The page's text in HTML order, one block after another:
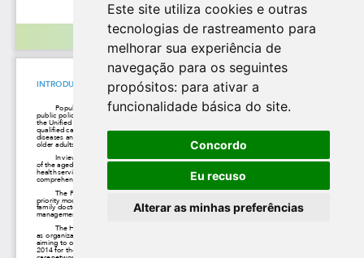
Este site utiliza cookies e outras
tecnologias de rastreamento para
melhorar sua experiência de
navegação para os seguintes
propósitos: para ativar a
funcionalidade básica do site.
Concordo
Eu recuso
Alterar as minhas preferências